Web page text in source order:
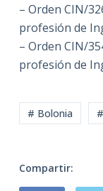
– Orden CIN/
profesión de
– Orden CIN/
profesión de
# Bolonia
Compartir: